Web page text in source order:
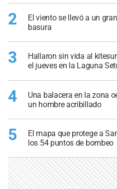
2
El viento se llevó a un
basura
3
Hallaron sin vida al
el jueves en la Laguna
4
Una balacera en la zona
un hombre acribillado
5
El mapa que protege a
los 54 puntos de bombeo